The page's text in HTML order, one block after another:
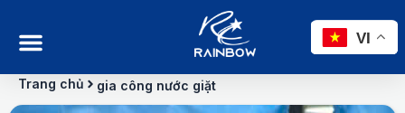
dung
Trang chủ gia công nước giặt
VI